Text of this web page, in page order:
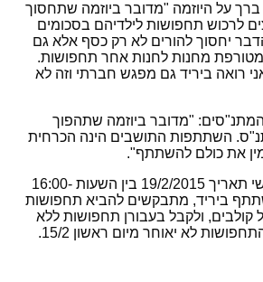
על היוזמה "מדובר ביוזמה שתחסוך
לרכוש תחפושות לילדיהם בסכומים
הדבר יחסוך להורים לא רק כסף אלא גם
מחנות לחנות אחר תחפושות.
רואה ביריד גם מפגש חברתי וזה לא
"מדובר ביוזמה שתהפוך
השתתפות התושבים הינה הכרחית
את כולם להשתתף".
היריד יתקיים ביום חמישי תאריך 19/2/2015 בין השעות 16:00-
להשתתף ביריד, מתבקשים להביא תחפושות
קולבים, ולקבל בעבורן תחפושות ללא
לא יאוחר מיום ראשון 15/2.